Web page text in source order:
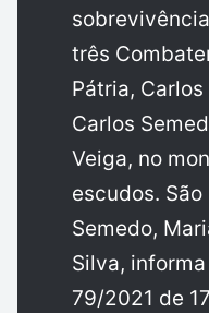
três
Pátria,
Carlos
Veiga, no
escudos.
Semedo,
Silva,
79/2021 de